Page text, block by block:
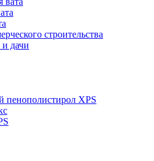
строительства
дачи
пенополистирол XPS